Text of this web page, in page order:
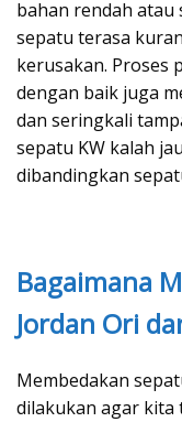
bahan rendah atau
sepatu terasa
kerusakan. Proses
dengan baik juga
dan seringkali
sepatu KW kalah
dibandingkan
Bagaimana
Jordan Ori
Membedakan
dilakukan agar kita